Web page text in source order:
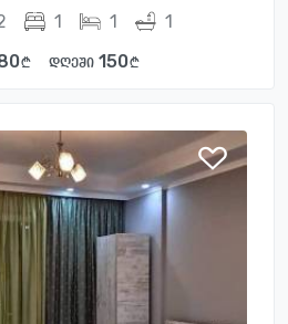
1 1 1
დღეში 150